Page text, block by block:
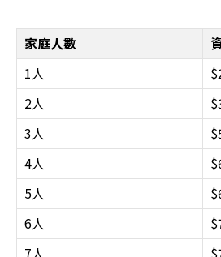
家庭人數
1人
2人
3人
4人
5人
6人
7人